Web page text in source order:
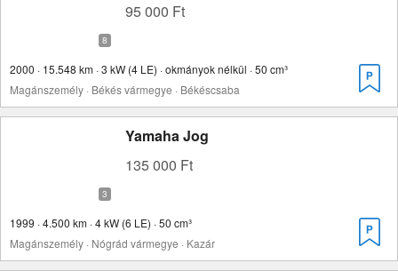
95 000 Ft
2000 · 15.548 km · 3 kW (4 LE) · okmányok nélkül · 50 cm³
Magánszemély · Békés vármegye · Békéscsaba
Yamaha Jog
135 000 Ft
1999 · 4.500 km · 4 kW (6 LE) · 50 cm³
Magánszemély · Nógrád vármegye · Kazár